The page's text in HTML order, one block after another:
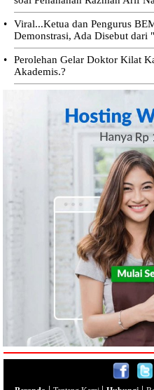
•
Viral...Ketua dan Pengurus
Demonstrasi, Ada Disebut dari
•
Perolehan Gelar Doktor Kilat
Akademis.?